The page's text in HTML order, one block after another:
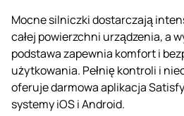
Mocne silniczki dostarczają
całej powierzchni urządzenia, a
podstawa zapewnia komfort i
użytkowania. Pełnię kontroli i
oferuje darmowa aplikacja
systemy iOS i Android.